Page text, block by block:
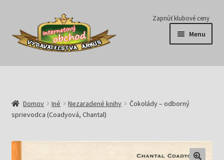
Preskočiť
navigáciu
Preskočiť
obsah
Zapnúť klubové ceny
Menu
Série
E-knihy
Predplatné
Domov Iné Nezaradené knihy
Čokolády – odborný
sprievodca (Coadyová, Chantal)